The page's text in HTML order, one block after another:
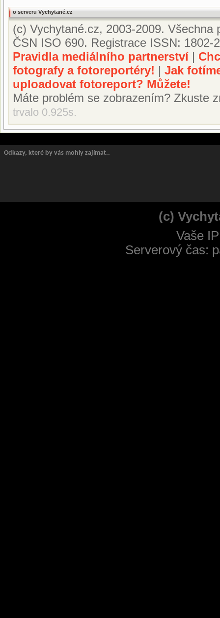
o serveru Vychytané.cz
(c) Vychytané.cz, 2003-2009.
ČSN ISO 690. Registrace ISSN: 1802-
Pravidla mediálního partnerství|
fotografy a fotoreportéry! | Jak
uploadovat fotoreport? Můžete!
Máte problém se zobrazením? Zkuste
trvalo 0.925s.
Odkazy, které by vás mohly zajímat..
(c)
Vaše
Serverový čas: